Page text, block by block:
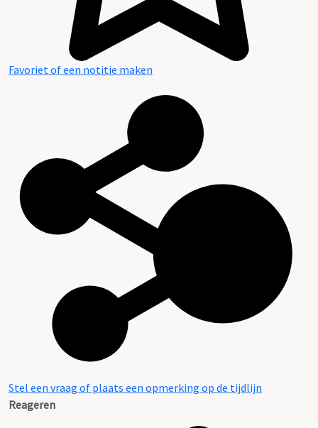
Favoriet of een notitie maken
Stel een vraag of plaats een opmerking op de tijdlijn
Reageren